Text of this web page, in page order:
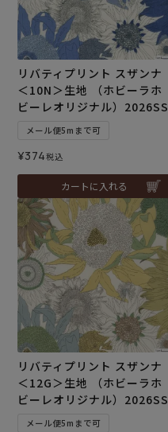
リバティプリント スザンナ
＜10N＞生地 （ホビーラホ
ビーレオリジナル）2026SS
メール便5mまで可
¥374税込
カートに入れる
リバティプリント スザンナ
＜12G＞生地 （ホビーラホ
ビーレオリジナル）2026SS
メール便5mまで可